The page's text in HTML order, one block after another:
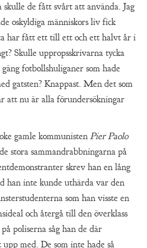
de fått svårt att använda. Jag
oskyldiga människors liv fick
har fått ett till ett och ett halvt år i
Skulle uppropsskrivarna tycka
fotbollshuliganer som hade
gatsten? Knappast. Men det som
att nu är alla förundersökningar
gamle kommunisten Pier Paolo
stora sammandrabbningarna på
skrev han en lång
han inte kunde uthärda var den
som han visste en
och återgå till den överklass
poliserna såg han de där
med. De som inte hade så